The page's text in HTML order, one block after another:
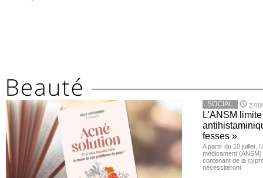
SOCIAL 27/
L'ANSM
fesses »
A partir du 10 juillet,
médicament
contenant de la
nécessiteront